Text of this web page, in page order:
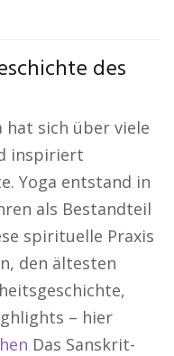
des
hat sich über viele
inspiriert
Yoga entstand in
als Bestandteil
spirituelle Praxis
den ältesten
– hier
Das Sanskrit-